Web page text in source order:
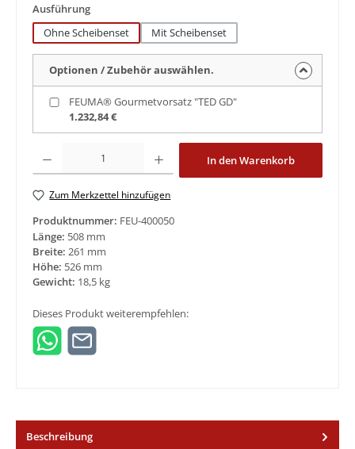
Ausführungauswählen
Ohne Scheibenset
Mit Scheibenset
Optionen / Zubehör auswählen.
FEUMA® Gourmetvorsatz "TED GD"
1.232,84 €
Produkt Anzahl: Gib den gewünschten Wert ein oder benutze die
In den Warenkorb
Zum Merkzettel hinzufügen
Produktnummer: FEU-400050
Länge: 508 mm
Breite: 261 mm
Höhe: 526 mm
Gewicht: 18,5 kg
Dieses Produkt weiterempfehlen:
Beschreibung